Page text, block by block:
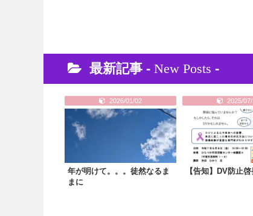
最新記事 - New Posts -
2026/01/02
年が明けて。。。徒然なるま
まに
2025/
【告知】DV防止